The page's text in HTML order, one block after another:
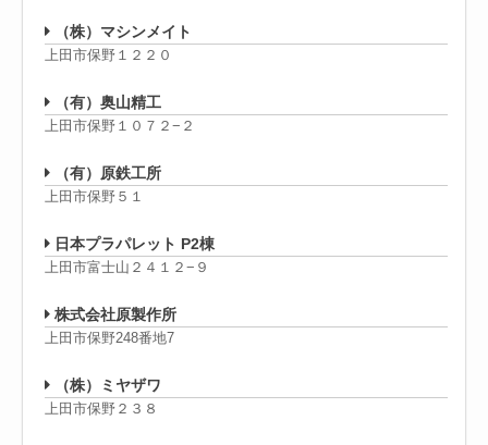
（株）マシンメイト
上田市保野１２２０
（有）奥山精工
上田市保野１０７２−２
（有）原鉄工所
上田市保野５１
日本プラパレット P2棟
上田市富士山２４１２−９
株式会社原製作所
上田市保野248番地7
（株）ミヤザワ
上田市保野２３８